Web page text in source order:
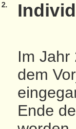
2.
Im Jahr
dem
Ende